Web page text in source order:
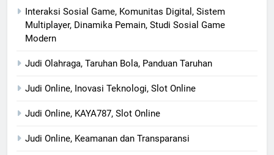
Interaksi Sosial Game, Komunitas Digital, Sistem
Multiplayer, Dinamika Pemain, Studi Sosial Game
Modern
Judi Olahraga, Taruhan Bola, Panduan Taruhan
Judi Online, Inovasi Teknologi, Slot Online
Judi Online, KAYA787, Slot Online
Judi Online, Keamanan dan Transparansi